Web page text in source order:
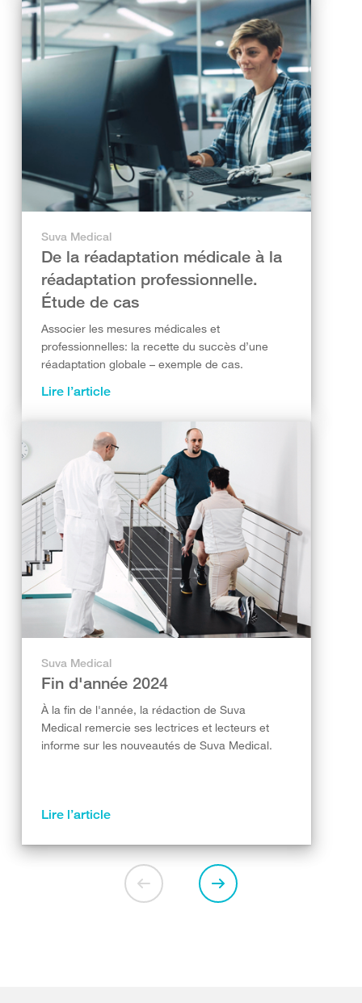
Suva Medical
De la réadaptation médicale à la
réadaptation professionnelle.
Étude de cas
Associer les mesures médicales et
professionnelles: la recette du succès d’une
réadaptation globale – exemple de cas.
Lire l’article
Suva Medical
Fin d'année 2024
À la fin de l'année, la rédaction de Suva
Medical remercie ses lectrices et lecteurs et
informe sur les nouveautés de Suva Medical.
Lire l’article